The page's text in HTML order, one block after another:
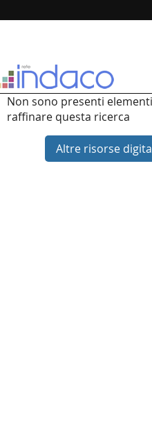
Non sono presenti
raffinare questa ricerca
Altre risorse